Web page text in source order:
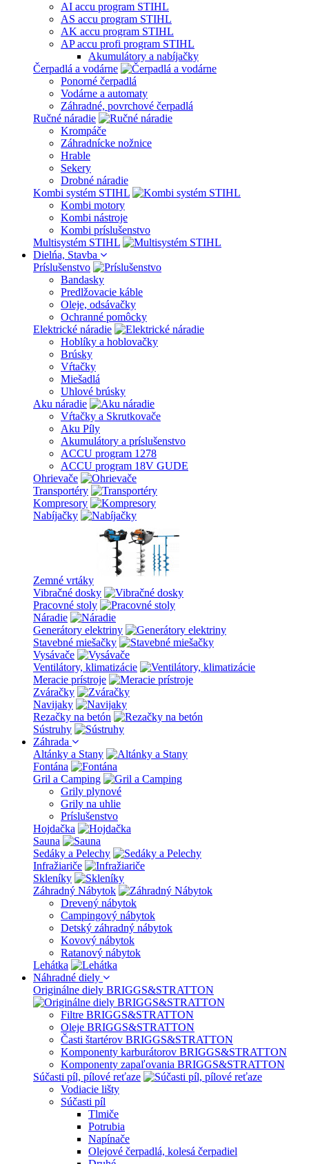
AI accu program STIHL
AS accu program STIHL
AK accu program STIHL
AP accu profi program STIHL
Akumulátory a nabíjačky
Čerpadlá a vodárne
Ponorné čerpadlá
Vodárne a automaty
Záhradné, povrchové čerpadlá
Ručné náradie
Krompáče
Záhradnícke nožnice
Hrable
Sekery
Drobné náradie
Kombi systém STIHL
Kombi motory
Kombi nástroje
Kombi príslušenstvo
Multisystém STIHL
Dielńa, Stavba
Príslušenstvo
Bandasky
Predlžovacie káble
Oleje, odsávačky
Ochranné pomôcky
Elektrické náradie
Hoblíky a hoblovačky
Brúsky
Vŕtačky
Miešadlá
Uhlové brúsky
Aku náradie
Vŕtačky a Skrutkovače
Aku Píly
Akumulátory a príslušenstvo
ACCU program 1278
ACCU program 18V GUDE
Ohrievače
Transportéry
Kompresory
Nabíjačky
Zemné vrtáky
Vibračné dosky
Pracovné stoly
Náradie
Generátory elektriny
Stavebné miešačky
Vysávače
Ventilátory, klimatizácie
Meracie prístroje
Zváračky
Navijaky
Rezačky na betón
Sústruhy
Záhrada
Altánky a Stany
Fontána
Gril a Camping
Grily plynové
Grily na uhlie
Príslušenstvo
Hojdačka
Sauna
Sedáky a Pelechy
Infražiariče
Skleníky
Záhradný Nábytok
Drevený nábytok
Campingový nábytok
Detský záhradný nábytok
Kovový nábytok
Ratanový nábytok
Lehátka
Náhradné diely
Originálne diely BRIGGS&STRATTON
Filtre BRIGGS&STRATTON
Oleje BRIGGS&STRATTON
Časti štartérov BRIGGS&STRATTON
Komponenty karburátorov BRIGGS&STRATTON
Komponenty zapaľovania BRIGGS&STRATTON
Súčasti píl, pílové reťaze
Vodiacie lišty
Súčasti píl
Tlmiče
Potrubia
Napínače
Olejové čerpadlá, kolesá čerpadiel